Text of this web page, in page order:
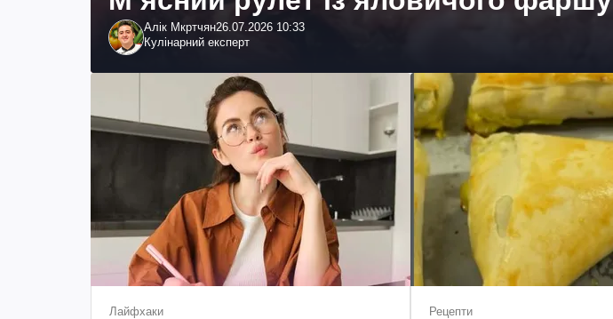
Алік Мкртчян26.07.2026 10:33
Кулінарний експерт
Лайфхаки Рецепти